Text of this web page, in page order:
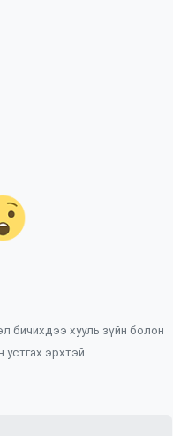
бичихдээ хууль зүйн болон
эрхтэй.